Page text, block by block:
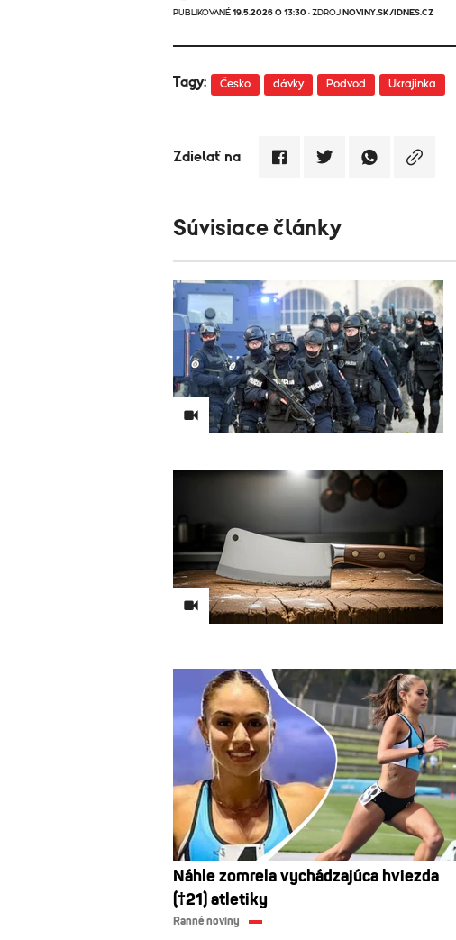
PUBLIKOVANÉ 19.5.2026 O 13:30 · ZDROJ NOVINY.SK/IDNES.CZ
Tagy: Česko dávky Podvod Ukrajinka
Zdielať na
Súvisiace články
Náhle zomrela vychádzajúca hviezda
(†21) atletiky
Ranné noviny